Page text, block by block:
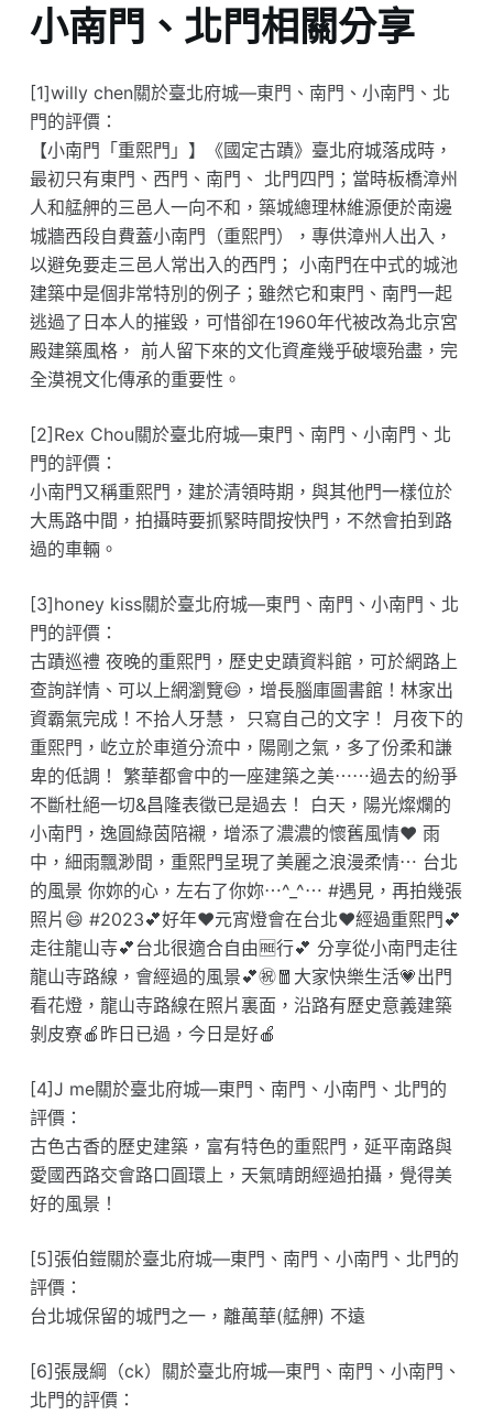
小南門、北門相關分享
[1]willy chen關於臺北府城—東門、南門、小南門、北
門的評價：
【小南門「重熙門」】《國定古蹟》臺北府城落成時，
最初只有東門、西門、南門、 北門四門；當時板橋漳州
人和艋舺的三邑人一向不和，築城總理林維源便於南邊
城牆西段自費蓋小南門（重熙門），專供漳州人出入，
以避免要走三邑人常出入的西門； 小南門在中式的城池
建築中是個非常特別的例子；雖然它和東門、南門一起
逃過了日本人的摧毀，可惜卻在1960年代被改為北京宮
殿建築風格， 前人留下來的文化資產幾乎破壞殆盡，完
全漠視文化傳承的重要性。
[2]Rex Chou關於臺北府城—東門、南門、小南門、北
門的評價：
小南門又稱重熙門，建於清領時期，與其他門一樣位於
大馬路中間，拍攝時要抓緊時間按快門，不然會拍到路
過的車輛。
[3]honey kiss關於臺北府城—東門、南門、小南門、北
門的評價：
古蹟巡禮 夜晚的重熙門，歷史史蹟資料館，可於網路上
查詢詳情、可以上網瀏覽😄，增長腦庫圖書館！林家出
資霸氣完成！不拾人牙慧， 只寫自己的文字！ 月夜下的
重熙門，屹立於車道分流中，陽剛之氣，多了份柔和謙
卑的低調！ 繁華都會中的一座建築之美⋯⋯過去的紛爭
不斷杜絕一切&昌隆表徵已是過去！ 白天，陽光燦爛的
小南門，逸圓綠茵陪襯，增添了濃濃的懷舊風情❤️ 雨
中，細雨飄渺間，重熙門呈現了美麗之浪漫柔情⋯ 台北
的風景 你妳的心，左右了你妳⋯^_^⋯ #遇見，再拍幾張
照片😄 #2023💕好年❤️元宵燈會在台北❤️經過重熙門💕
走往龍山寺💕台北很適合自由🆓行💕 分享從小南門走往
龍山寺路線，會經過的風景💕㊗️🧧大家快樂生活💗出門
看花燈，龍山寺路線在照片裏面，沿路有歷史意義建築
剝皮寮🍎昨日已過，今日是好🍎
[4]J me關於臺北府城—東門、南門、小南門、北門的
評價：
古色古香的歷史建築，富有特色的重熙門，延平南路與
愛國西路交會路口圓環上，天氣晴朗經過拍攝，覺得美
好的風景！
[5]張伯鎧關於臺北府城—東門、南門、小南門、北門的
評價：
台北城保留的城門之一，離萬華(艋舺) 不遠
[6]張晟綱（ck）關於臺北府城—東門、南門、小南門、
北門的評價：